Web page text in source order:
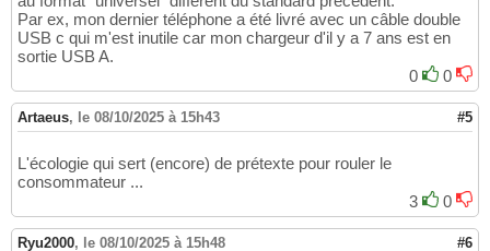
Par ex, mon dernier téléphone a été livré avec un câble double
USB c qui m'est inutile car mon chargeur d'il y a 7 ans est en
sortie USB A.
0
0
Artaeus, le 08/10/2025 à 15h43 #5
L'écologie qui sert (encore) de prétexte pour rouler le
consommateur ...
3
0
Ryu2000, le 08/10/2025 à 15h48 #6